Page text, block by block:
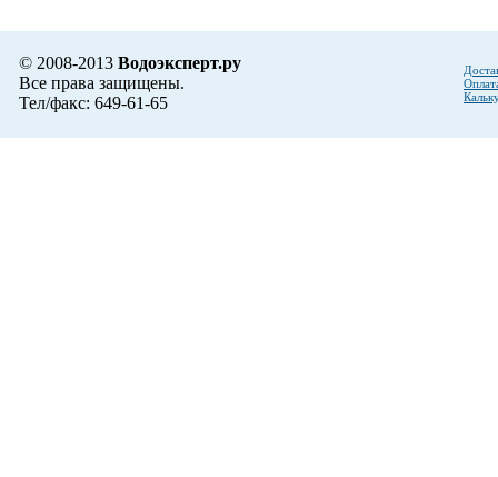
© 2008-2013 Водоэксперт.ру
Все права защищены.
Тел/факс: 649-61-65